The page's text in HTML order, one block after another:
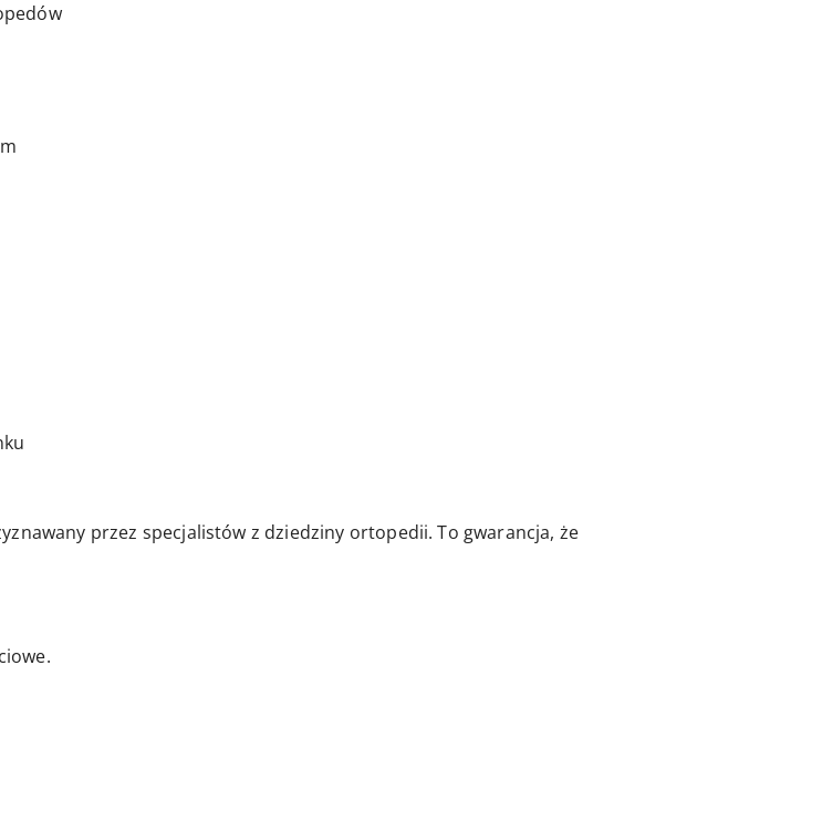
przez specjalistów z dziedziny ortopedii. To gwarancja, że